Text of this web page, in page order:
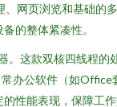
、网页浏览和基础的
的整体紧凑性。
。这款双核四线程的
办公软件（如Office
性能表现，保障工